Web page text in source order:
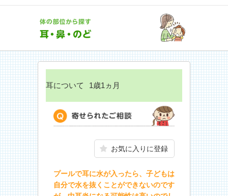
耳について 1歳1ヵ月
お気に入りに登録
プールで耳に水が入ったら、子どもは
自分で水を抜くことができないのです